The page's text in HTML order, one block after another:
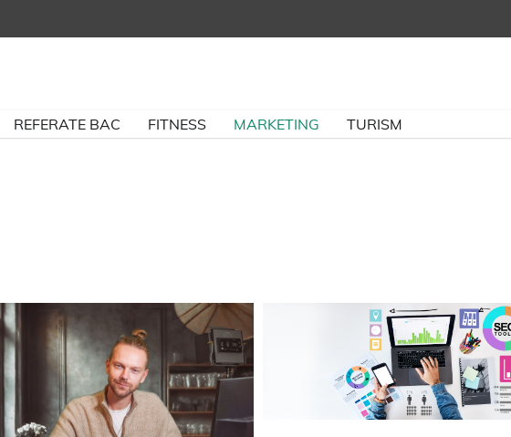
REFERATE BAC FITNESS MARKETING TURISM